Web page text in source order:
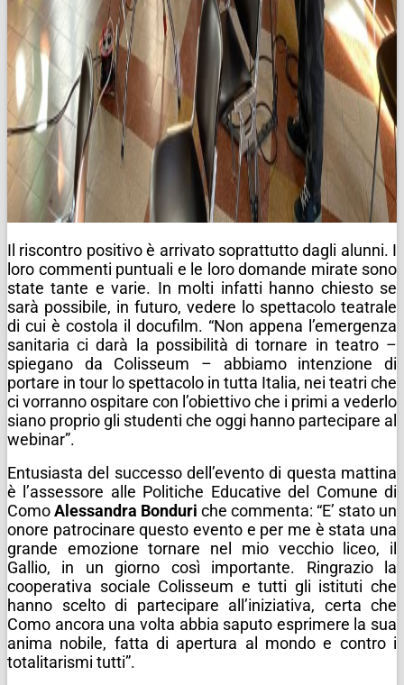
Il riscontro positivo è arrivato soprattutto dagli alunni. I
loro commenti puntuali e le loro domande mirate sono
state tante e varie. In molti infatti hanno chiesto se
sarà possibile, in futuro, vedere lo spettacolo teatrale
di cui è costola il docufilm. “Non appena l’emergenza
sanitaria ci darà la possibilità di tornare in teatro –
spiegano da Colisseum – abbiamo intenzione di
portare in tour lo spettacolo in tutta Italia, nei teatri che
ci vorranno ospitare con l’obiettivo che i primi a vederlo
siano proprio gli studenti che oggi hanno partecipare al
webinar”.
Entusiasta del successo dell’evento di questa mattina
è l’assessore alle Politiche Educative del Comune di
ComoAlessandra Bonduri che commenta: “E’ stato un
onore patrocinare questo evento e per me è stata una
grande emozione tornare nel mio vecchio liceo, il
Gallio, in un giorno così importante. Ringrazio la
cooperativa sociale Colisseum e tutti gli istituti che
hanno scelto di partecipare all’iniziativa, certa che
Como ancora una volta abbia saputo esprimere la sua
anima nobile, fatta di apertura al mondo e contro i
totalitarismi tutti”.